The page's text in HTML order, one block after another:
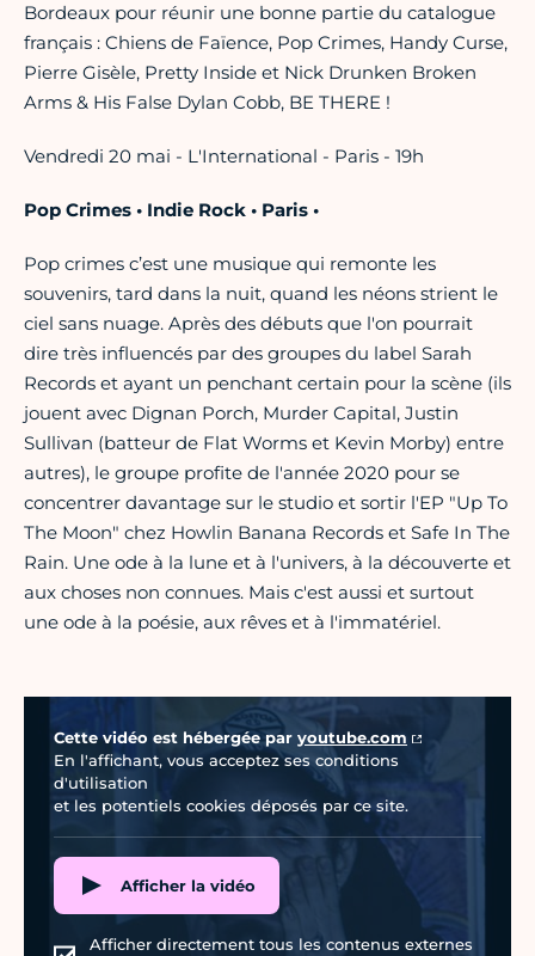
Bordeaux pour réunir une bonne partie du catalogue
français : Chiens de Faïence, Pop Crimes, Handy Curse,
Pierre Gisèle, Pretty Inside et Nick Drunken Broken
Arms & His False Dylan Cobb, BE THERE !
Vendredi 20 mai - L'International - Paris - 19h
Pop Crimes • Indie Rock • Paris •
Pop crimes c’est une musique qui remonte les
souvenirs, tard dans la nuit, quand les néons strient le
ciel sans nuage. Après des débuts que l'on pourrait
dire très influencés par des groupes du label Sarah
Records et ayant un penchant certain pour la scène (ils
jouent avec Dignan Porch, Murder Capital, Justin
Sullivan (batteur de Flat Worms et Kevin Morby) entre
autres), le groupe profite de l'année 2020 pour se
concentrer davantage sur le studio et sortir l'EP "Up To
The Moon" chez Howlin Banana Records et Safe In The
Rain. Une ode à la lune et à l'univers, à la découverte et
aux choses non connues. Mais c'est aussi et surtout
une ode à la poésie, aux rêves et à l'immatériel.
Vidéo Youtube
Cette vidéo est hébergée par youtube.com
En l'affichant, vous acceptez ses conditions
d'utilisation
et les potentiels cookies déposés par ce site.
Afficher la vidéo
Afficher directement tous les contenus externes